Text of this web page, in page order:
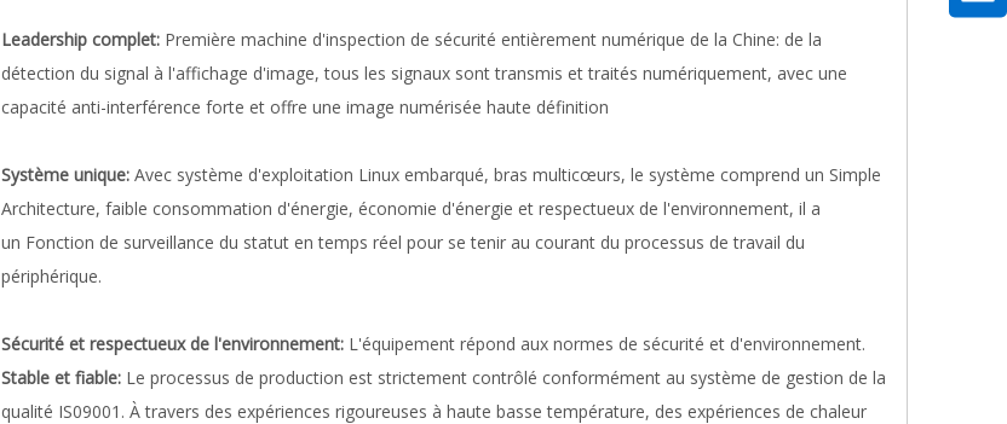
Leadership complet: Première machine d'inspection de sécurité entièrement numérique de la Chine: de la
détection du signal à l'affichage d'image, tous les signaux sont transmis et traités numériquement, avec une
capacité anti-interférence forte et offre une image numérisée haute définition
Système unique: Avec système d'exploitation Linux embarqué, bras multicœurs, le système comprend un Simple
Architecture, faible consommation d'énergie, économie d'énergie et respectueux de l'environnement, il a
un Fonction de surveillance du statut en temps réel pour se tenir au courant du processus de travail du
périphérique.
Sécurité et respectueux de l'environnement: L'équipement répond aux normes de sécurité et d'environnement.
Stable et fiable: Le processus de production est strictement contrôlé conformément au système de gestion de la
qualité IS09001. À travers des expériences rigoureuses à haute basse température, des expériences de chaleur